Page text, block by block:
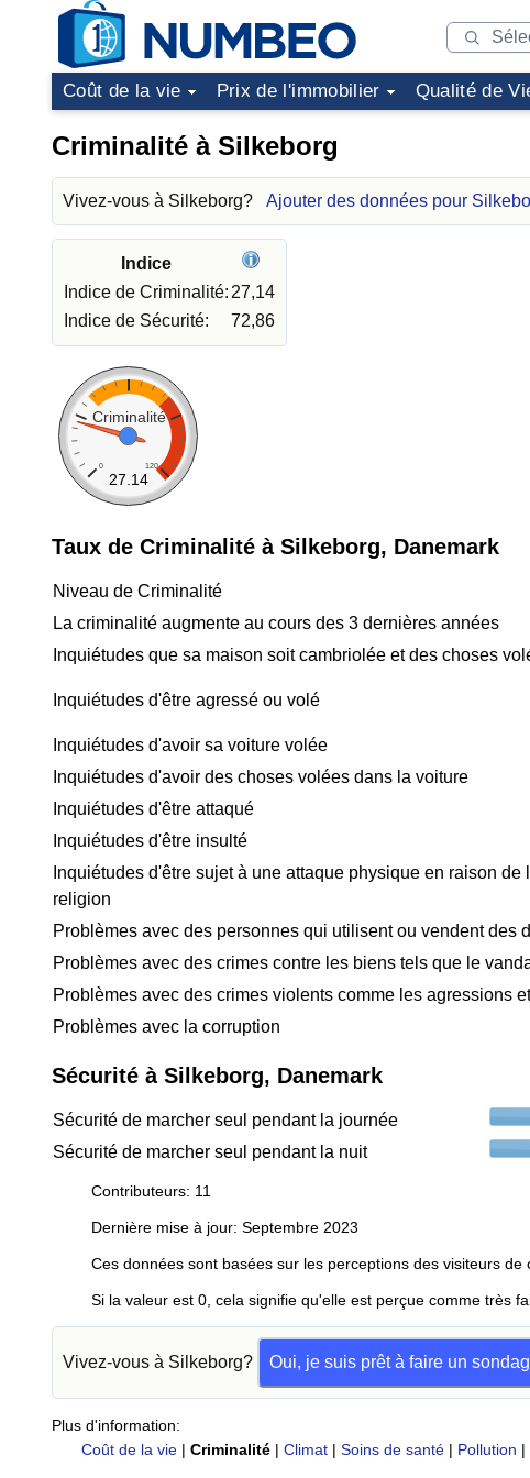
Coût de la vie Prix de l'immobilier Qualité de
Criminalité à Silkeborg
Vivez-vous à Silkeborg? Ajouter des données pour
Indice
Indice de Criminalité: 27,14
Indice de Sécurité:
72,86
Criminalité
0 120
27.14
Taux de Criminalité à Silkeborg, Danemark
Niveau de Criminalité
La criminalité augmente au cours des 3 dernières années
Inquiétudes que sa maison soit cambriolée et des choses
Inquiétudes d'être agressé ou volé
Inquiétudes d'avoir sa voiture volée
Inquiétudes d'avoir des choses volées dans la voiture
Inquiétudes d'être attaqué
Inquiétudes d'être insulté
Inquiétudes d'être sujet à une attaque physique en raison
religion
Problèmes avec des personnes qui utilisent ou vendent des
Problèmes avec des crimes contre les biens tels que le
Problèmes avec des crimes violents comme les agressions
Problèmes avec la corruption
Sécurité à Silkeborg, Danemark
Sécurité de marcher seul pendant la journée
Sécurité de marcher seul pendant la nuit
Contributeurs: 11
Dernière mise à jour: Septembre 2023
Ces données sont basées sur les perceptions des visiteurs de
Si la valeur est 0, cela signifie qu'elle est perçue comme très
Vivez-vous à Silkeborg? Oui, je suis prêt à faire un
Plus d'information:
Coût de la vie | Criminalité | Climat | Soins de santé | Pollution |